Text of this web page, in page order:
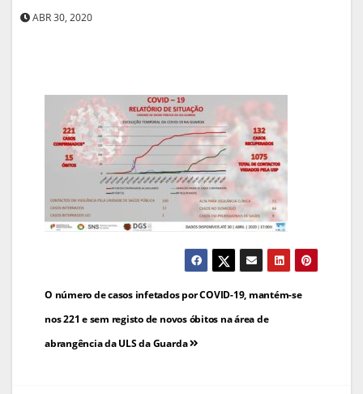
ABR 30, 2020
Navegação
de
artigos
O número de casos infetados por COVID-19, mantém-se
nos 221 e sem registo de novos óbitos na área de
abrangência da ULS da Guarda